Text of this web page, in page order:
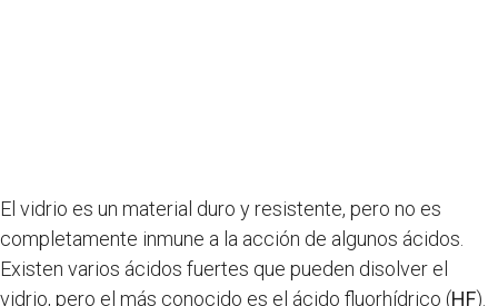
El vidrio es un material duro y resistente, pero no es
completamente inmune a la acción de algunos ácidos.
Existen varios ácidos fuertes que pueden disolver el
vidrio, pero el más conocido es el ácido fluorhídrico (HF).